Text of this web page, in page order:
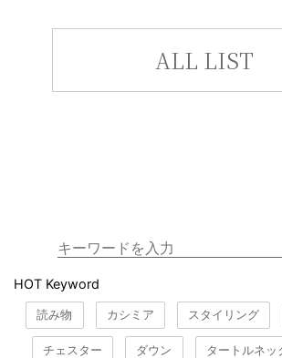
ALL LIST
HOT Keyword
読み物 カシミア スタイリング
チェスター ダウン タートルネッ